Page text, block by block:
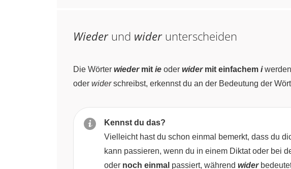
Wiederund widerunterscheiden
Die Wörter wiedermit ie oder widermit einfachem i
oder widerschreibst, erkennst du an der Bedeutung der
Kennst du das?
Vielleicht hast du schon einmal bemerkt, dass du
kann passieren, wenn du in einem Diktat oder bei
oder noch einmal passiert, während wider